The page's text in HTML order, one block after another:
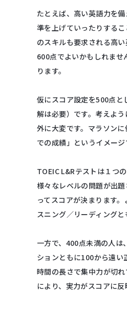
たとえば、高い英語力を
準を上げていったりする
のスキルも要求される高
600点でよいかもしれませ
ります。
仮にスコア設定を500点と
解は必要）です。考えよ
外に大変です。マラソン
での成績」というイメージ
TOEIC L&Rテストは１つ
様々なレベルの問題が出
ってスコアが決まります
スニング／リーディング
一方で、400点未満の人は
ションともに100から遠い
時間の長さで集中力が切
により、実力がスコアに反